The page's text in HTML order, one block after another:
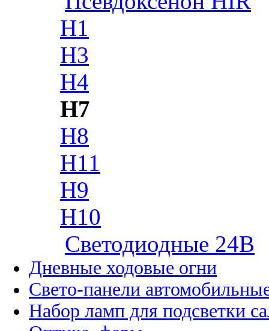
H1
H3
H4
H7
H8
H11
H9
H10
Cветодиодные 24B
Дневные ходовые огни
Свето-панели
Набор ламп для подсветки